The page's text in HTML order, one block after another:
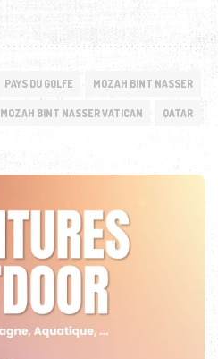
PAYS DU GOLFE MOZAH BINT NASSER
MOZAH BINT NASSER VATICAN QATAR